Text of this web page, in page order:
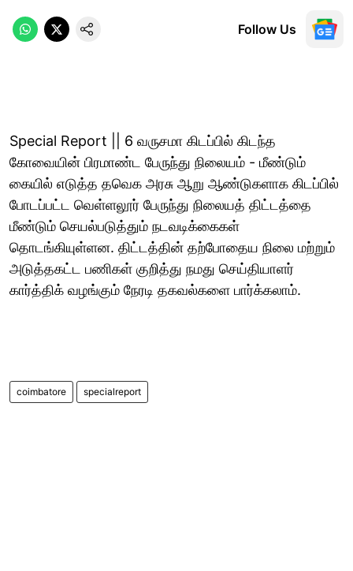
Follow Us
Special Report || 6 வருசமா கிடப்பில் கிடந்த
கோவையின் பிரமாண்ட பேருந்து நிலையம் - மீண்டும்
கையில் எடுத்த தவெக அரசு ஆறு ஆண்டுகளாக கிடப்பில்
போடப்பட்ட வெள்ளலூர் பேருந்து நிலையத் திட்டத்தை
மீண்டும் செயல்படுத்தும் நடவடிக்கைகள்
தொடங்கியுள்ளன. திட்டத்தின் தற்போதைய நிலை மற்றும்
அடுத்தகட்ட பணிகள் குறித்து நமது செய்தியாளர்
கார்த்திக் வழங்கும் நேரடி தகவல்களை பார்க்கலாம்.
coimbatore specialreport